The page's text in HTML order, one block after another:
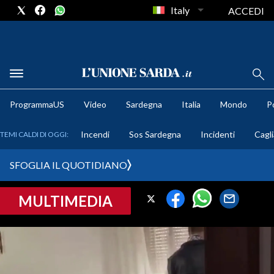
METEO
CRONACA SARDEGNA
Italy ACCEDI
ProgrammaUS Video Sardegna Italia Mondo
TEMI CALDI DI OGGI: Incendi Sos Sardegna Incidenti
SFOGLIA IL QUOTIDIANO
MULTIMEDIA